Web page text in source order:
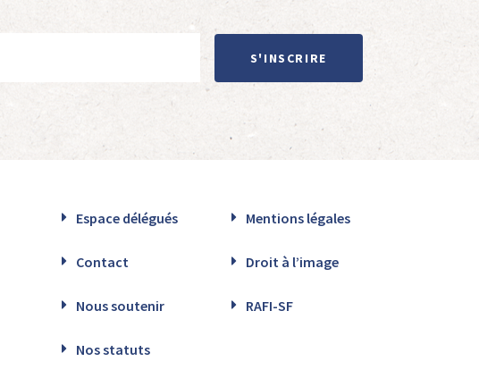
S'INSCRIRE
Espace délégués Mentions légales
Contact Droit à l’image
Nous soutenir RAFI-SF
Nos statuts